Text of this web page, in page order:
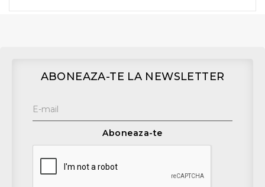
ABONEAZA-TE LA NEWSLETTER
Aboneaza-te